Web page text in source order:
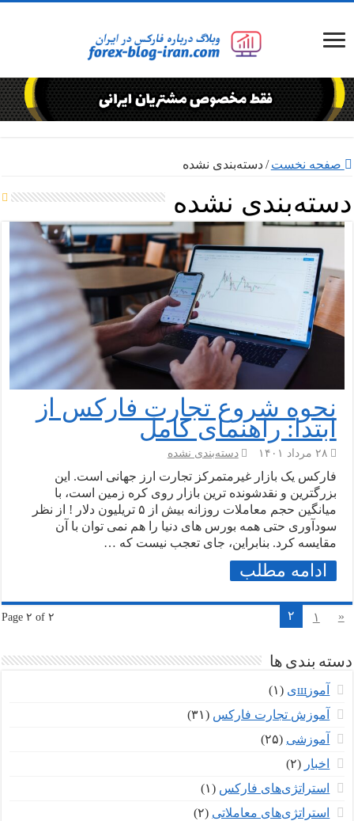
صفحه نخست /دسته‌بندی نشده
دسته‌بندی نشده
نحوه شروع تجارت فارکس از
ابتدا: راهنمای کامل
۲۸ مرداد ۱۴۰۱ دسته‌بندی نشده
فارکس یک بازار غیرمتمرکز تجارت ارز جهانی است. این
بزرگترین و نقدشونده ترین بازار روی کره زمین است، با
میانگین حجم معاملات روزانه بیش از ۵ تریلیون دلار ! از نظر
سودآوری حتی همه بورس های دنیا را هم نمی توان با آن
مقایسه کرد. بنابراین، جای تعجب نیست که …
ادامه مطلب
Page ۲ of ۲ « ۱ ۲
دسته بندی ها
آموزшی
(۱)
آموزش تجارت فارکس (۳۱)
آموزشی (۲۵)
اخبار (۲)
استراتژی‌های فارکس (۱)
استراتژی‌های معاملاتی (۲)